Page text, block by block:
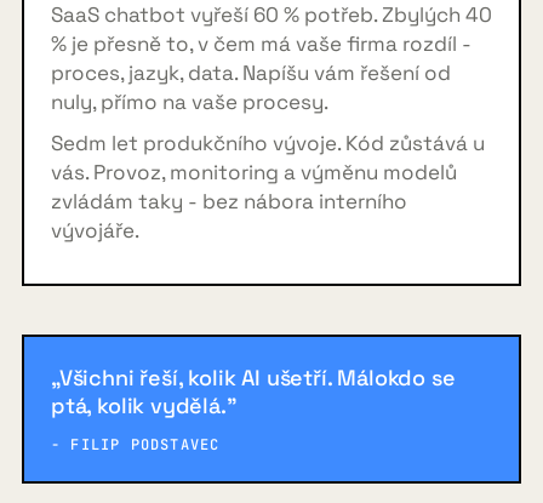
SaaS chatbot vyřeší 60 % potřeb. Zbylých 40
% je přesně to, v čem má vaše firma rozdíl -
proces, jazyk, data. Napíšu vám řešení od
nuly, přímo na vaše procesy.
Sedm let produkčního vývoje. Kód zůstává u
vás. Provoz, monitoring a výměnu modelů
zvládám taky - bez nábora interního
vývojáře.
„Všichni řeší, kolik AI ušetří. Málokdo se
ptá, kolik vydělá."
- FILIP PODSTAVEC